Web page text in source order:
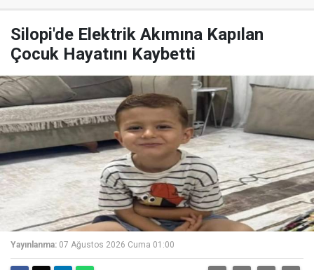
Silopi'de Elektrik Akımına Kapılan
Çocuk Hayatını Kaybetti
Yayınlanma: 07 Ağustos 2026 Cuma 01:00